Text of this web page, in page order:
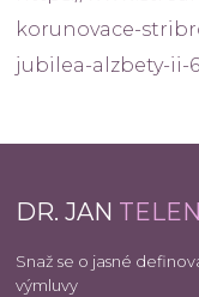
korunovace-
jubilea-alzbety-ii-
DR. JAN
Snaž se o jasné
výmluvy